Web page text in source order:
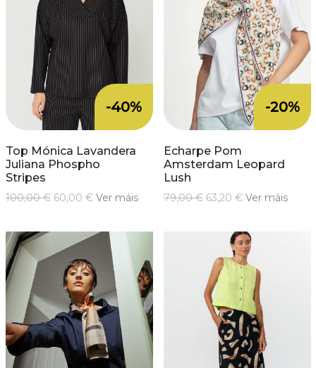
-40%
Top Mónica Lavandera
Juliana Phospho
Stripes
100,00 € 60,00 € Ver máis
-20%
Echarpe Pom
Amsterdam Leopard
Lush
79,00 € 63,20 € Ver máis